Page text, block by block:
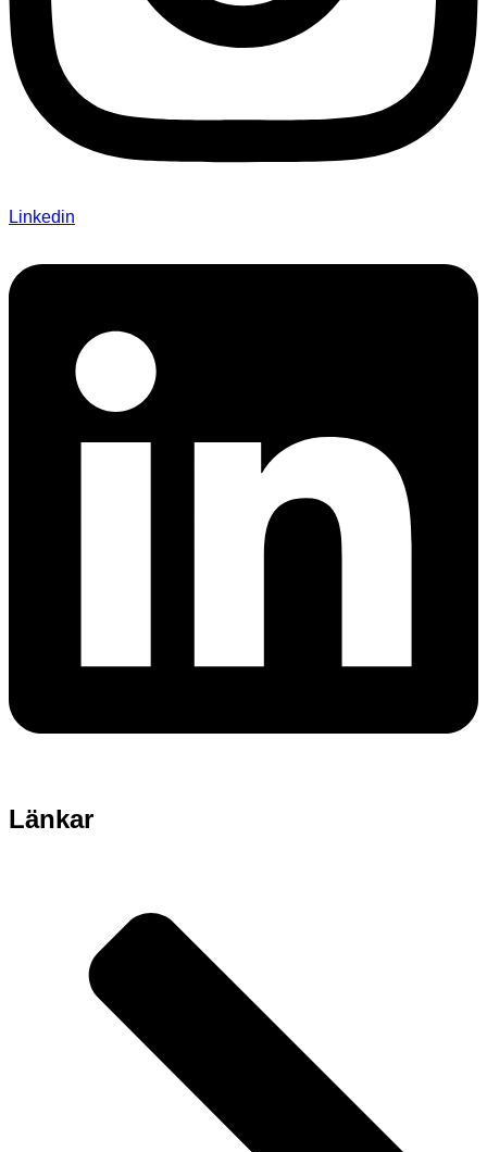
Linkedin
Länkar